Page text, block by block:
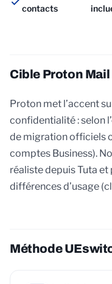
contacts
Cible Proton Mail
Proton met l’accent
confidentialité : selon
de migration officiels
comptes Business).
réaliste depuis Tuta
différences d’usage
Méthode